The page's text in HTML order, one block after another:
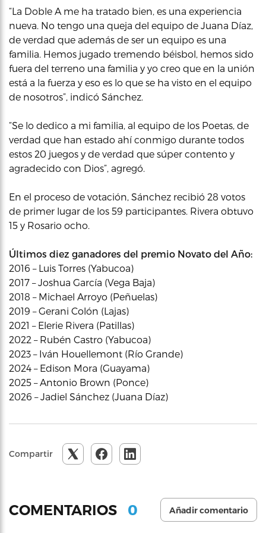
“La Doble A me ha tratado bien, es una experiencia
nueva. No tengo una queja del equipo de Juana Díaz,
de verdad que además de ser un equipo es una
familia. Hemos jugado tremendo béisbol, hemos sido
fuera del terreno una familia y yo creo que en la unión
está a la fuerza y eso es lo que se ha visto en el equipo
de nosotros”, indicó Sánchez.
“Se lo dedico a mi familia, al equipo de los Poetas, de
verdad que han estado ahí conmigo durante todos
estos 20 juegos y de verdad que súper contento y
agradecido con Dios”, agregó.
En el proceso de votación, Sánchez recibió 28 votos
de primer lugar de los 59 participantes. Rivera obtuvo
15 y Rosario ocho.
Últimos diez ganadores del premio Novato del Año:
2016 – Luis Torres (Yabucoa)
2017 – Joshua García (Vega Baja)
2018 – Michael Arroyo (Peñuelas)
2019 – Gerani Colón (Lajas)
2021 – Elerie Rivera (Patillas)
2022 – Rubén Castro (Yabucoa)
2023 – Iván Houellemont (Río Grande)
2024 – Edison Mora (Guayama)
2025 – Antonio Brown (Ponce)
2026 – Jadiel Sánchez (Juana Díaz)
Compartir
COMENTARIOS 0 Añadir comentario